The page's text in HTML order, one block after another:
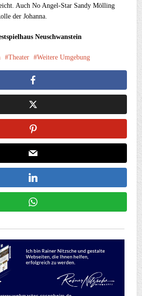
Auch No Angel-Star Sandy Mölling
der Johanna.
Neuschwanstein
Theater Weitere Umgebung